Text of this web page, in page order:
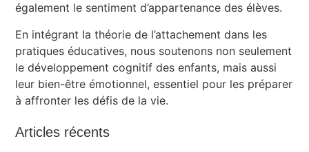
également le sentiment d’appartenance des élèves.
En intégrant la théorie de l’attachement dans les
pratiques éducatives, nous soutenons non seulement
le développement cognitif des enfants, mais aussi
leur bien-être émotionnel, essentiel pour les préparer
à affronter les défis de la vie.
Articles récents